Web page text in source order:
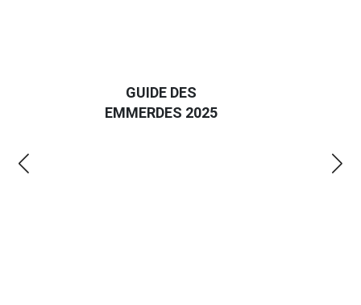
GUIDE DES
EMMERDES 2025